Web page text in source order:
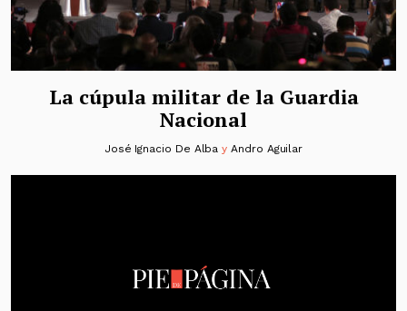
La cúpula militar de la Guardia
Nacional
José Ignacio De Alba yAndro Aguilar